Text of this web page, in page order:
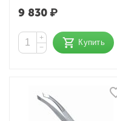
9 830₽
+
−
Купить